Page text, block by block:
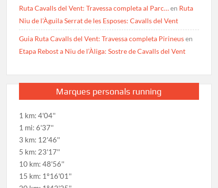
Ruta Cavalls del Vent: Travessa completa al Parc…en Ruta
Niu de l’Àguila Serrat de les Esposes: Cavalls del Vent
Guia Ruta Cavalls del Vent: Travessa completa Pirineusen
Etapa Rebost a Niu de l’Àliga: Sostre de Cavalls del Vent
Marques personals running
1 km: 4'04''
1 mi: 6'37''
3 km: 12'46''
5 km: 23'17''
10 km: 48'56''
15 km: 1º16'01''